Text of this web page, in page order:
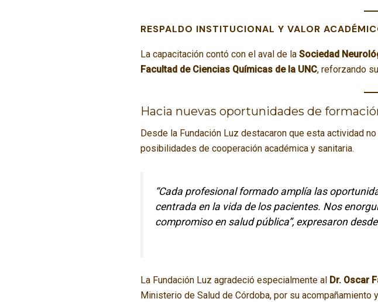
RESPALDO INSTITUCIONAL Y VALOR
La capacitación contó con el aval de la Sociedad
Facultad de Ciencias Químicas de la UNC, reforzando
Hacia nuevas oportunidades de
Desde la Fundación Luz destacaron que esta actividad
posibilidades de cooperación académica y sanitaria.
“Cada profesional formado amplía las
centrada en la vida de los pacientes. Nos
compromiso en salud pública”, expresaron
La Fundación Luz agradeció especialmente al Dr. Oscar
Ministerio de Salud de Córdoba, por su